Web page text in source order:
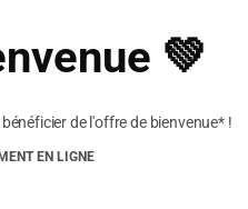
💚
de l'offre de bienvenue* !
EN LIGNE